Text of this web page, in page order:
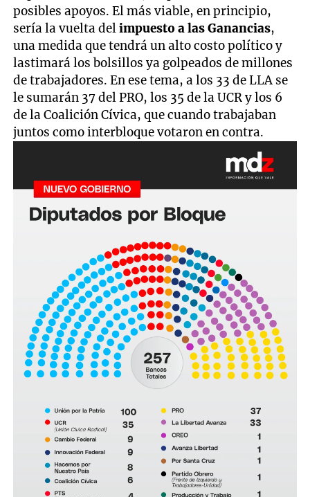
posibles apoyos. El más viable, en principio,
sería la vuelta delimpuesto a lasGanancias,
una medida que tendrá un alto costo político y
lastimará los bolsillos ya golpeados de millones
de trabajadores. En ese tema, a los 33 de LLA se
le sumarán 37 del PRO, los 35 de la UCR y los 6
de la Coalición Cívica, que cuando trabajaban
juntos como interbloque votaron en contra.